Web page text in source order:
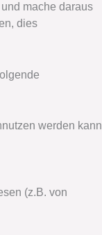
mache daraus
dies
werden kann
(z.B. von